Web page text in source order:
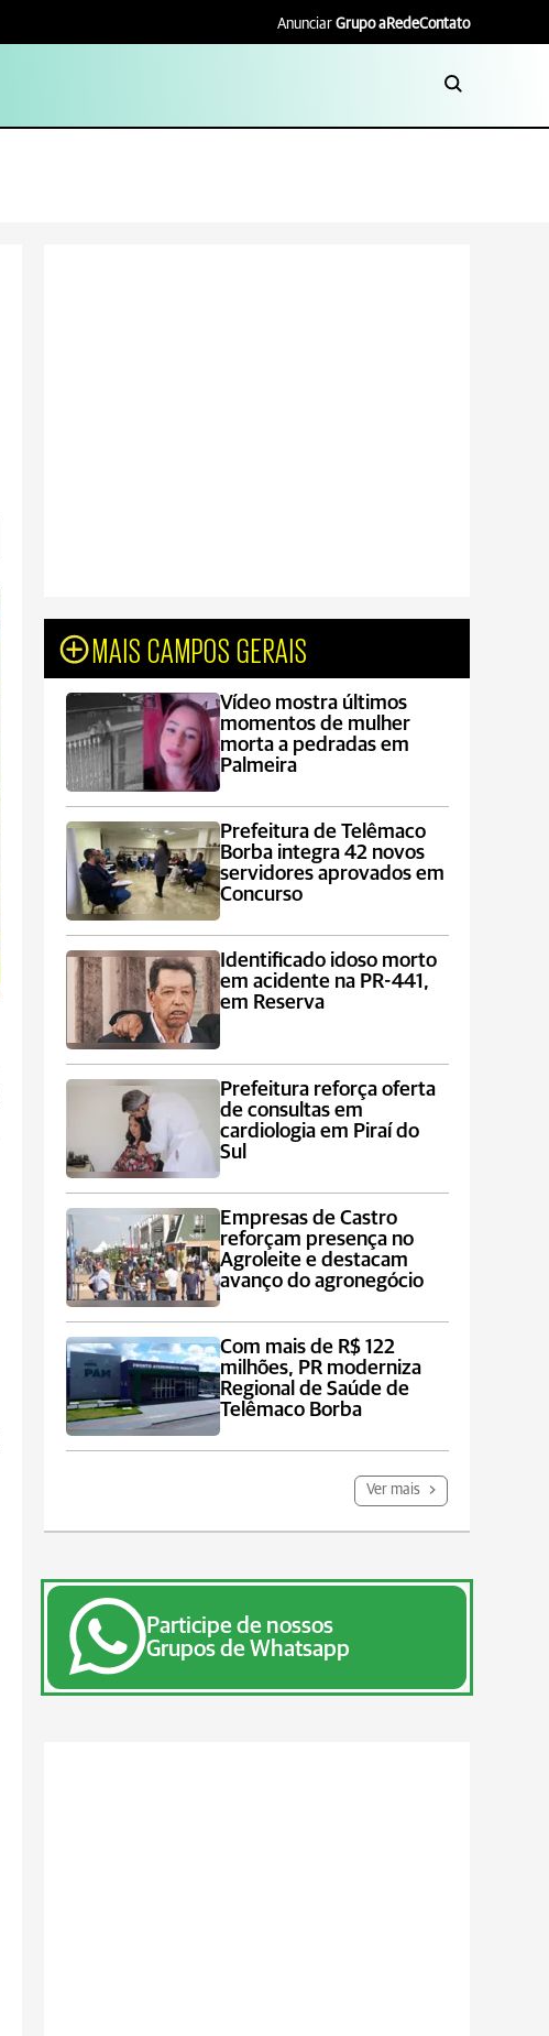
Anunciar Grupo aRedeContato
MAIS CAMPOS GERAIS
Vídeo mostra últimos
momentos de mulher
morta a pedradas em
Palmeira
Prefeitura de Telêmaco
Borba integra 42 novos
servidores aprovados em
Concurso
Identificado idoso morto
em acidente na PR-441,
em Reserva
Prefeitura reforça oferta
de consultas em
cardiologia em Piraí do
Sul
Empresas de Castro
reforçam presença no
Agroleite e destacam
avanço do agronegócio
Com mais de R$ 122
milhões, PR moderniza
Regional de Saúde de
Telêmaco Borba
Ver mais
Participe de nossos
Grupos de Whatsapp